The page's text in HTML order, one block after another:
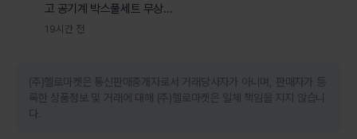
고 공기계 박스풀세트 무상A
S 28년2월
19시간 전
(주)헬로마켓은 통신판매중개자로서 거래당사자가 아니며, 판매자가 등
록한 상품정보 및 거래에 대해 (주)헬로마켓은 일체 책임을 지지 않습니
다.